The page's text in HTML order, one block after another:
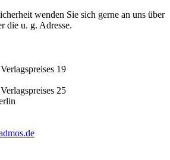
wenden Sie sich gerne an uns über
die u. g. Adresse.
dmos.de